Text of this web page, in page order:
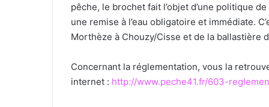
pêche, le brochet fait l’objet d’une politique
une remise à l’eau obligatoire et immédiate.
Morthèze à Chouzy/Cisse et de la ballastière
Concernant la réglementation, vous la
internet : http://www.peche41.fr/603-